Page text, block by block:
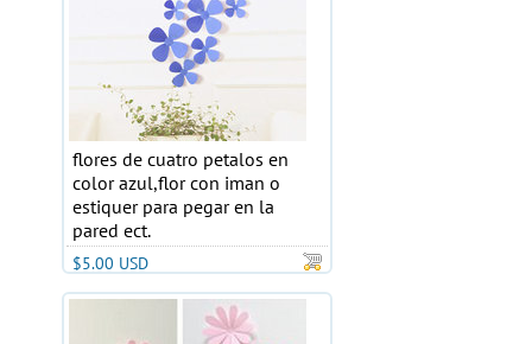
flores de cuatro petalos en
color azul,flor con iman o
estiquer para pegar en la
pared ect.
$5.00 USD